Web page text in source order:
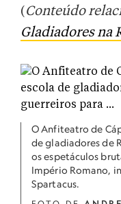
(Conteúdo
Gladiadores na
O Anfiteatro de
de gladiadores de
os espetáculos
Império Romano,
Spartacus.